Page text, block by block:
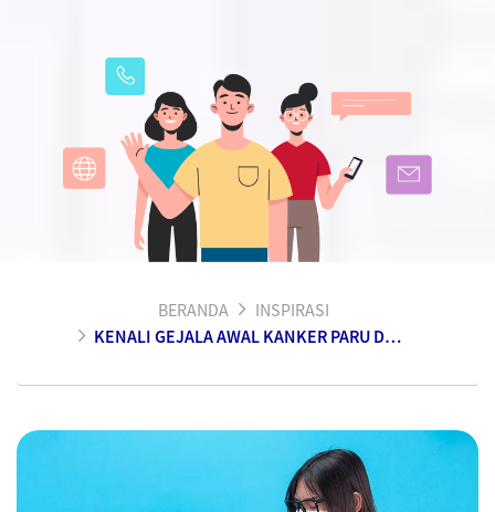
BERANDA
INSPIRASI
KENALI GEJALA AWAL KANKER PARU DAN CARA MENCEGAHNYA